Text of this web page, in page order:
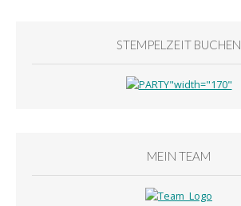
STEMPELZEIT BUCHEN
MEIN TEAM